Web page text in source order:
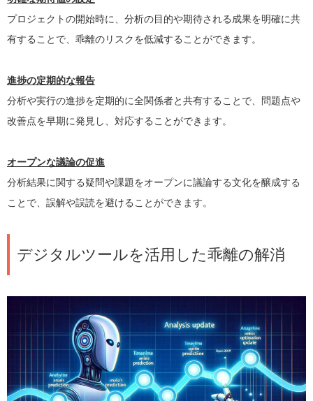
プロジェクトの開始時に、分析の目的や期待される成果を明確に共
有することで、乖離のリスクを低減することができます。
進捗の定期的な報告
分析や実行の進捗を定期的に全関係者と共有することで、問題点や
改善点を早期に発見し、対応することができます。
オープンな議論の促進
分析結果に関する疑問や課題をオープンに議論する文化を醸成する
ことで、誤解や誤読を避けることができます。
デジタルツールを活用した乖離の解消